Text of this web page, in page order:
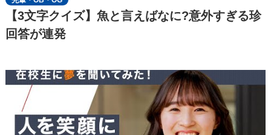
【3文字クイズ】魚と言えばなに?意外すぎる珍
回答が連発